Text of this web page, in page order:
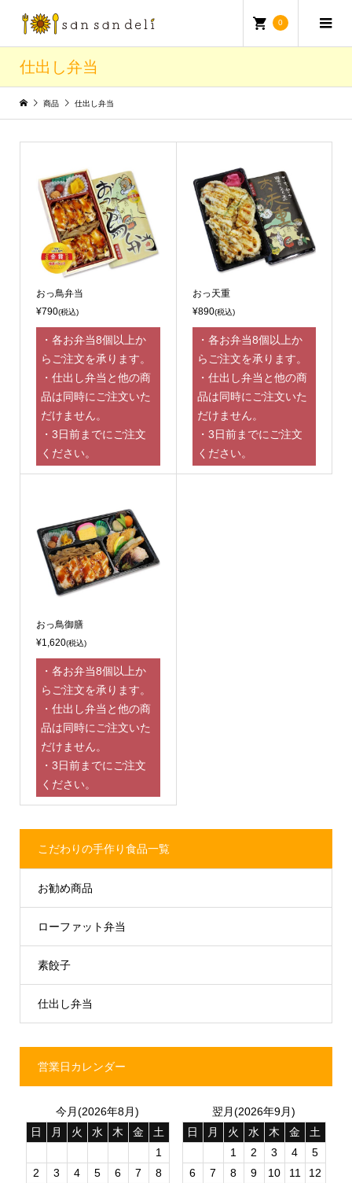
0
仕出し弁当
商品 仕出し弁当
おっ鳥弁当
¥790(税込)
・各お弁当8個以上か
らご注文を承ります。
・仕出し弁当と他の商
品は同時にご注文いた
だけません。
・3日前までにご注文
ください。
おっ天重
¥890(税込)
・各お弁当8個以上か
らご注文を承ります。
・仕出し弁当と他の商
品は同時にご注文いた
だけません。
・3日前までにご注文
ください。
おっ鳥御膳
¥1,620(税込)
・各お弁当8個以上か
らご注文を承ります。
・仕出し弁当と他の商
品は同時にご注文いた
だけません。
・3日前までにご注文
ください。
こだわりの手作り食品一覧
お勧め商品
ローファット弁当
素餃子
仕出し弁当
営業日カレンダー
今月(2026年8月)
日
月 火 水 木 金
土
1
2
3 4 5 6 7
8
翌月(2026年9月)
日
月 火 水 木 金
土
1
2 3 4
5
6
7 8 9 10 11
12